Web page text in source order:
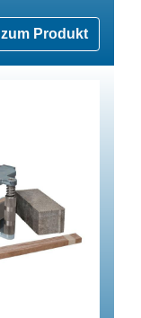
zum Produkt